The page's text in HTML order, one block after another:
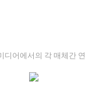
디어에서의 각 매체간